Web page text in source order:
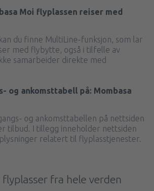
Moi flyplassen reiser med
du finne MultiLine-funksjon, som lar
med flybytte, også i tilfelle av
samarbeider direkte med
og ankomsttabell på: Mombasa
og ankomsttabellen på nettsiden
tilbud. I tillegg inneholder nettsiden
relatert til flyplasstjenester.
flyplasser fra hele verden